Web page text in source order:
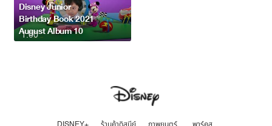
1:00
Disney Junior
Birthday Book 2021
August Album 10